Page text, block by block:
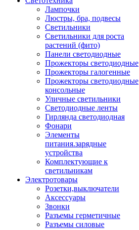
Лампочки
Люстры, бра, подвесы
Светильники
Светильники для роста
растений (фито)
Панели светодиодные
Прожекторы светодиодные
Прожекторы галогенные
Прожекторы светодиодные
консольные
Уличные светильники
Светодиодные ленты
Гирлянда светодиодная
Фонари
Элементы
питания.зарядные
устройства
Комплектующие к
светильникам
Электротовары
Розетки,выключатели
Аксессуары
Звонки
Разъемы герметичные
Разъемы силовые